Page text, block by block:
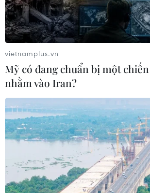
vietnamplus.vn
Mỹ có đang chuẩn bị một
nhằm vào Iran?